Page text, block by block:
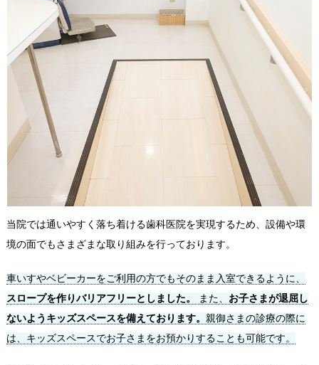
当院では通いやすく落ち着ける歯科医院を実現するため、設備や環
境の面でもさまざまな取り組みを行っております。
車いすやベビーカーをご利用の方でもそのまま入室できるように、
スロープを作りバリアフリーとしました。
また、 お子さまが退屈し
ないようキッズスペースを備えております。 親御さまの診療の際に
は、キッズスペースでお子さまをお預かりすることも可能です。